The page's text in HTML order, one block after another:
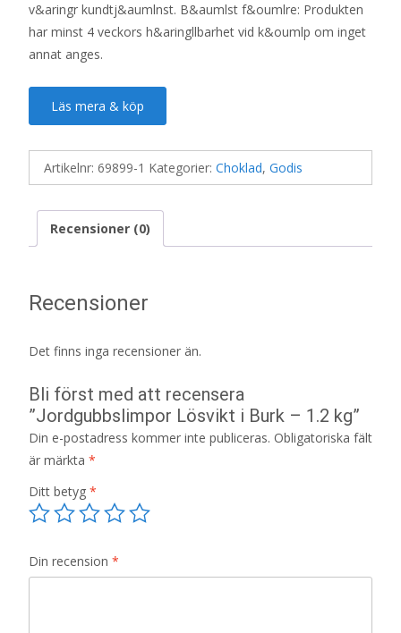
v&aringr kundtj&aumlnst. B&aumlst f&oumlre: Produkten
har minst 4 veckors h&aringllbarhet vid k&oumlp om inget
annat anges.
Läs mera & köp
Artikelnr: 69899-1 Kategorier: Choklad, Godis
Recensioner (0)
Recensioner
Det finns inga recensioner än.
Bli först med att recensera
”Jordgubbslimpor Lösvikt i Burk – 1.2 kg”
Din e-postadress kommer inte publiceras. Obligatoriska fält
är märkta *
Ditt betyg *
Din recension *